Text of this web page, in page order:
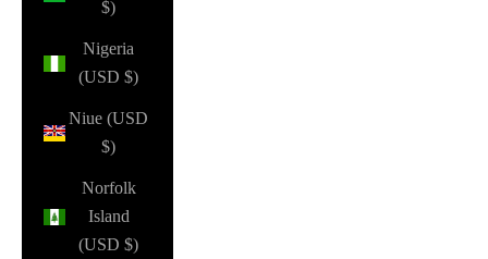
$)
Nigeria
(USD $)
Niue (USD
$)
Norfolk
Island
(USD $)